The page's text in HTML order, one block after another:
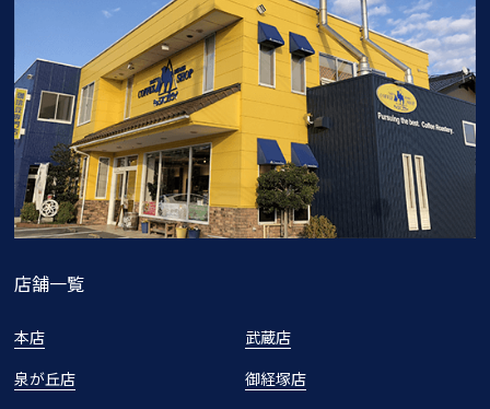
店舗一覧
本店
武蔵店
泉が丘店
御経塚店